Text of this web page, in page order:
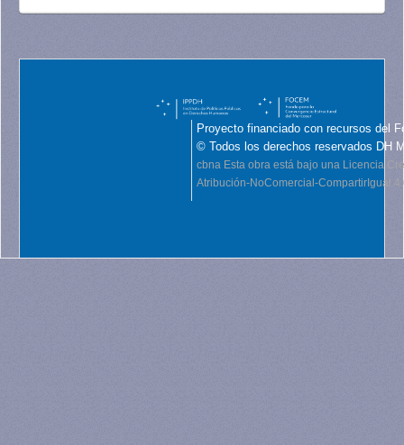
Proyecto financiado con recursos del
© Todos los derechos reservados DH
cbna Esta obra está bajo una Licencia
Atribución-NoComercial-CompartirIgual